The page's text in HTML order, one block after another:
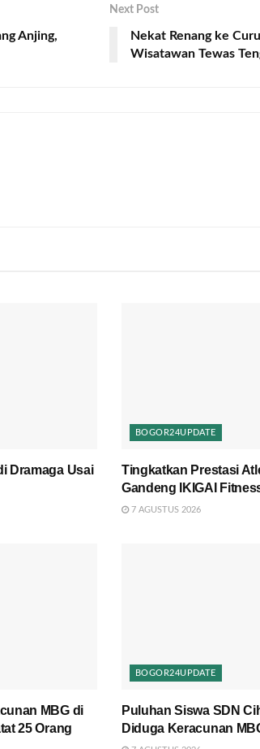
Anjing,
Next Post
Nekat Renang ke
Wisatawan Tewas
Dramaga Usai
BOGOR24UPDATE
Tingkatkan Prestasi
Gandeng IKIGAI
7 AGUSTUS 2026
MBG di
25 Orang
BOGOR24UPDATE
Puluhan Siswa SDN
Diduga Keracunan